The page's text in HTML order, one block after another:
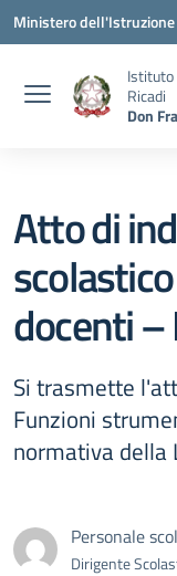
Vai ai contenuti
Vai al menu di
Vai al footer
Ministero
Istituto
Ricadi
Don
Atto di
docenti
Si trasmette
Funzioni
normativa
Personale
Dirigente